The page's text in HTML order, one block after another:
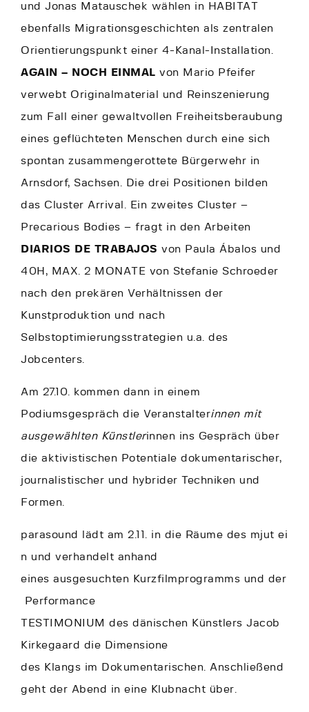
und Jonas Matauschek wählen in HABITAT
ebenfalls Migrationsgeschichten als zentralen
Orientierungspunkt einer 4-Kanal-Installation.
AGAIN – NOCH EINMAL von Mario Pfeifer
verwebt Originalmaterial und Reinszenierung
zum Fall einer gewaltvollen Freiheitsberaubung
eines geflüchteten Menschen durch eine sich
spontan zusammengerottete Bürgerwehr in
Arnsdorf, Sachsen. Die drei Positionen bilden
das Cluster Arrival. Ein zweites Cluster –
Precarious Bodies – fragt in den Arbeiten
DIARIOS DE TRABAJOS von Paula Ábalos und
40H, MAX. 2 MONATE von Stefanie Schroeder
nach den prekären Verhältnissen der
Kunstproduktion und nach
Selbstoptimierungsstrategien u.a. des
Jobcenters.
Am 27.10. kommen dann in einem
Podiumsgespräch die Veranstalterinnen mit
ausgewählten Künstlerinnen ins Gespräch über
die aktivistischen Potentiale dokumentarischer,
journalistischer und hybrider Techniken und
Formen.
parasound lädt am 2.11. in die Räume des mjut ei
n und verhandelt anhand
eines ausgesuchten Kurzfilmprogramms und der
Performance
TESTIMONIUM des dänischen Künstlers Jacob
Kirkegaard die Dimensione
des Klangs im Dokumentarischen. Anschließend
geht der Abend in eine Klubnacht über.